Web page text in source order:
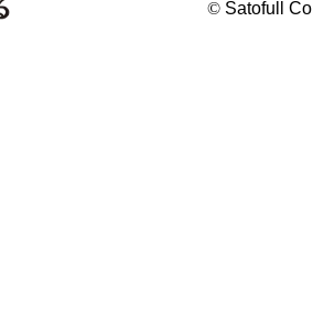
© Satofull